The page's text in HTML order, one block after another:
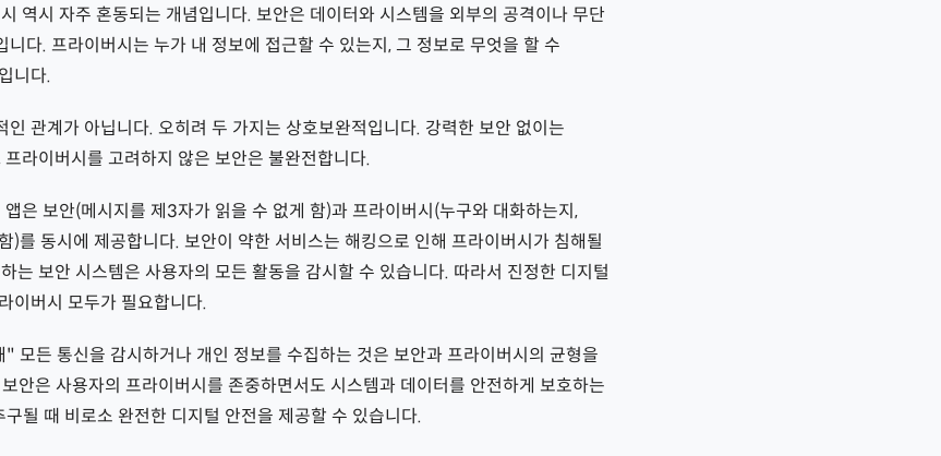
역시 자주 혼동되는 개념입니다. 보안은 데이터와 시스템을 외부의 공격이나 무단
니다. 프라이버시는 누가 내 정보에 접근할 수 있는지, 그 정보로 무엇을 할 수
니다.
인 관계가 아닙니다. 오히려 두 가지는 상호보완적입니다. 강력한 보안 없이는
라이버시를 고려하지 않은 보안은 불완전합니다.
은 보안(메시지를 제3자가 읽을 수 없게 함)과 프라이버시(누구와 대화하는지,
)를 동시에 제공합니다. 보안이 약한 서비스는 해킹으로 인해 프라이버시가 침해될
는 보안 시스템은 사용자의 모든 활동을 감시할 수 있습니다. 따라서 진정한 디지털
이버시 모두가 필요합니다.
모든 통신을 감시하거나 개인 정보를 수집하는 것은 보안과 프라이버시의 균형을
안은 사용자의 프라이버시를 존중하면서도 시스템과 데이터를 안전하게 보호하는
될 때 비로소 완전한 디지털 안전을 제공할 수 있습니다.